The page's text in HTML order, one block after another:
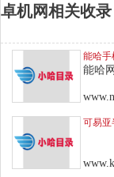
卓机网相关收录
能哈手
能哈
可易亚